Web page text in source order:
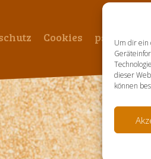
Um dir ein
dieser
können
Cookies ps-design